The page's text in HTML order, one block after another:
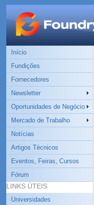
Início
Fundições
Fornecedores
Newsletter
Oportunidades de Negócio
Mercado de Trabalho
Notícias
Artigos Técnicos
Eventos, Feiras, Cursos
Fórum
LINKS ÚTEIS
Universidades